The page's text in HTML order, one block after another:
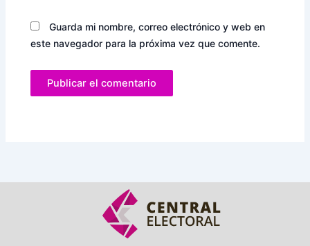
Guarda mi nombre, correo electrónico y web en
este navegador para la próxima vez que comente.